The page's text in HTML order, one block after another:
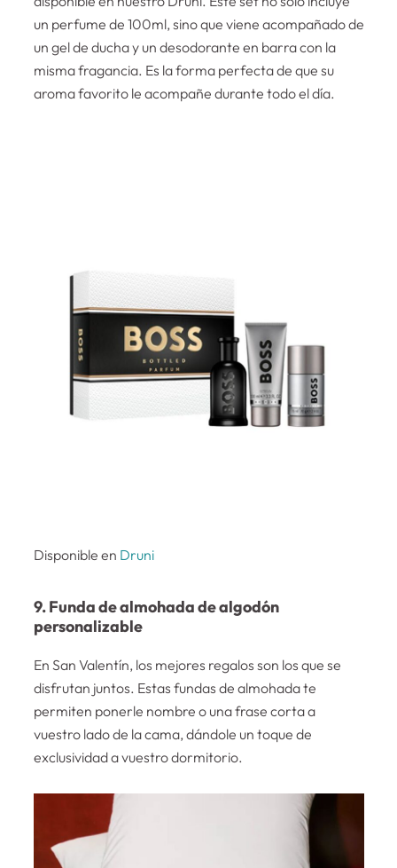
un perfume de 100ml, sino que viene acompañado de
un gel de ducha y un desodorante en barra con la
misma fragancia. Es la forma perfecta de que su
aroma favorito le acompañe durante todo el día.
Disponible en Druni
9. Funda de almohada de algodón
personalizable
En San Valentín, los mejores regalos son los que se
disfrutan juntos. Estas fundas de almohada te
permiten ponerle nombre o una frase corta a
vuestro lado de la cama, dándole un toque de
exclusividad a vuestro dormitorio.